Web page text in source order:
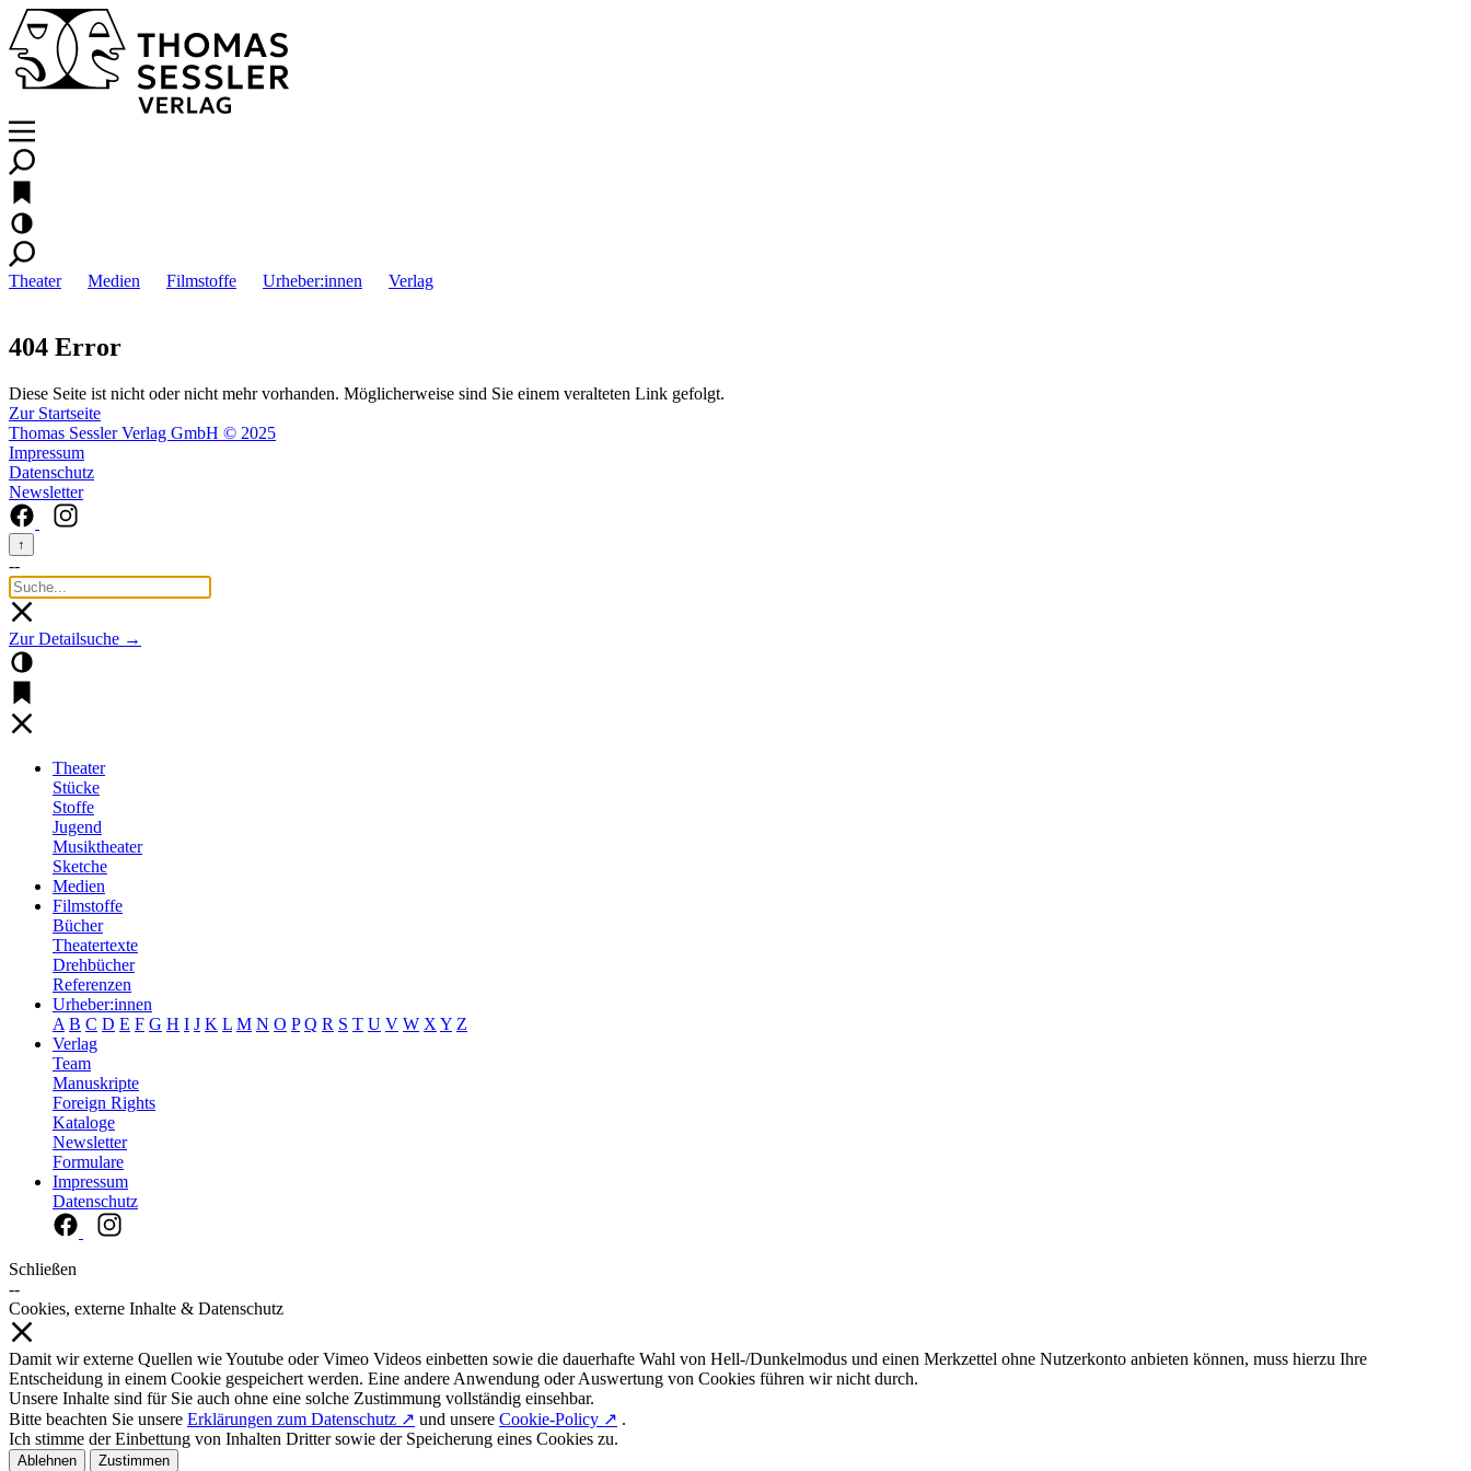
Theater Medien Filmstoffe Urheber:innen Verlag
404 Error
Diese Seite ist nicht oder nicht mehr vorhanden. Möglicherweise sind Sie einem veralteten Link gefolgt.
Zur Startseite
Thomas Sessler Verlag GmbH © 2025
Impressum
Datenschutz
Newsletter
↑
--
Zur Detailsuche →
Theater
Stücke
Stoffe
Jugend
Musiktheater
Sketche
Medien
Filmstoffe
Bücher
Theatertexte
Drehbücher
Referenzen
Urheber:innen
A B C D E F G H I J K L M N O P Q R S T U V W X Y Z
Verlag
Team
Manuskripte
Foreign Rights
Kataloge
Newsletter
Formulare
Impressum
Datenschutz
Schließen
--
Cookies, externe Inhalte & Datenschutz
Damit wir externe Quellen wie Youtube oder Vimeo Videos einbetten sowie die dauerhafte Wahl von Hell-/Dunkelmodus und einen Merkzettel ohne Nutzerkonto anbieten können, muss hierzu Ihre
Entscheidung in einem Cookie gespeichert werden. Eine andere Anwendung oder Auswertung von Cookies führen wir nicht durch.
Unsere Inhalte sind für Sie auch ohne eine solche Zustimmung vollständig einsehbar.
Bitte beachten Sie unsere Erklärungen zum Datenschutz ↗ und unsere Cookie-Policy ↗ .
Ich stimme der Einbettung von Inhalten Dritter sowie der Speicherung eines Cookies zu.
Ablehnen Zustimmen